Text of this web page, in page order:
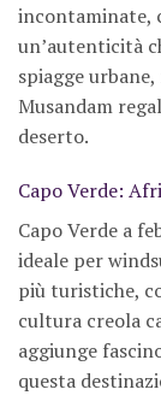
incontaminate,
un’autenticità
spiagge
Musandam
deserto.
Capo Verde:
Capo Verde a
ideale per
più turistiche,
cultura creola
aggiunge
questa